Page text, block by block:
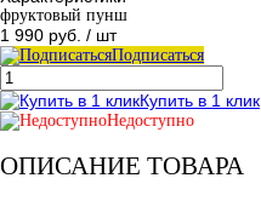
фруктовый пунш
1 990 руб. / шт
Подписаться
Купить в 1 клик
Недоступно
ОПИСАНИЕ ТОВАРА